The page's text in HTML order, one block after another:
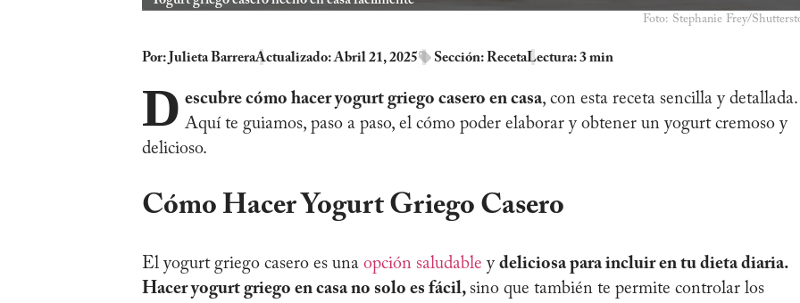
Foto: Stephanie Frey/
Por: Julieta BarreraActualizado: Abril 21, 2025 Sección:RecetaLectura: 3 min
D escubre cómo hacer yogurt griego casero en casa, con esta receta sencilla y detallada.
Aquí te guiamos, paso a paso, el cómo poder elaborar y obtener un yogurt cremoso y
delicioso.
Cómo Hacer Yogurt Griego Casero
El yogurt griego casero es una opción saludable y deliciosa para incluir en tu dieta diaria.
Hacer yogurt griego en casa no solo es fácil, sino que también te permite controlar los